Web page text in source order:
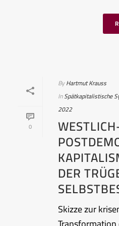
0
ByHartmut Krauss
InSpätkapitalistische
2022
DER
Skizze zur